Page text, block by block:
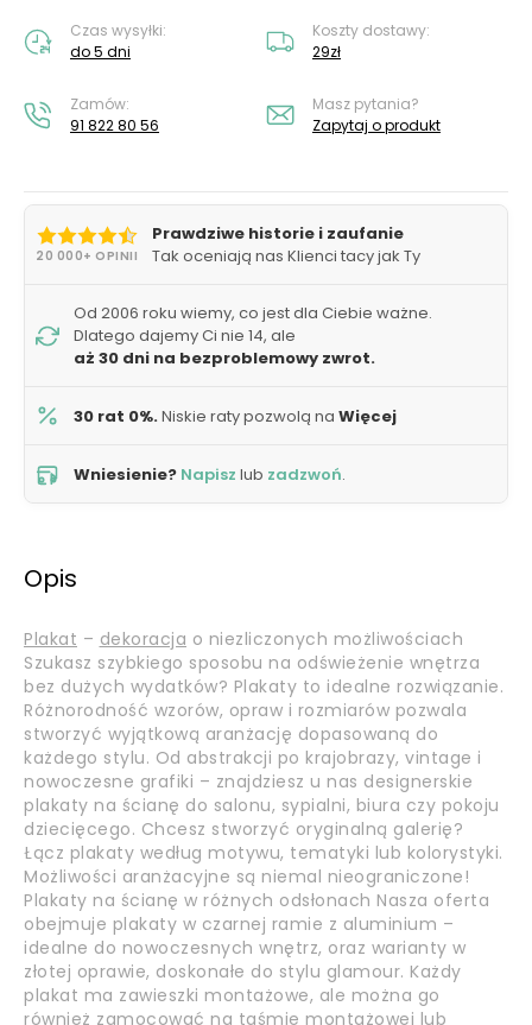
Czas wysyłki:
do 5 dni
Koszty dostawy:
29zł
Zamów:
91 822 80 56
Masz pytania?
Zapytaj o produkt
20 000+ OPINII
Prawdziwe historie i zaufanie
Tak oceniają nas Klienci tacy jak Ty
Od 2006 roku wiemy, co jest dla Ciebie ważne.
Dlatego dajemy Ci nie 14, ale
aż 30 dni na bezproblemowy zwrot.
30 rat 0%.Niskie raty pozwolą na Więcej
Wniesienie? Napisz lub zadzwoń.
Opis
Plakat – dekoracja o niezliczonych możliwościach
Szukasz szybkiego sposobu na odświeżenie wnętrza
bez dużych wydatków? Plakaty to idealne rozwiązanie.
Różnorodność wzorów, opraw i rozmiarów pozwala
stworzyć wyjątkową aranżację dopasowaną do
każdego stylu. Od abstrakcji po krajobrazy, vintage i
nowoczesne grafiki – znajdziesz u nas designerskie
plakaty na ścianę do salonu, sypialni, biura czy pokoju
dziecięcego. Chcesz stworzyć oryginalną galerię?
Łącz plakaty według motywu, tematyki lub kolorystyki.
Możliwości aranżacyjne są niemal nieograniczone!
Plakaty na ścianę w różnych odsłonach Nasza oferta
obejmuje plakaty w czarnej ramie z aluminium –
idealne do nowoczesnych wnętrz, oraz warianty w
złotej oprawie, doskonałe do stylu glamour. Każdy
plakat ma zawieszki montażowe, ale można go
również zamocować na taśmie montażowej lub